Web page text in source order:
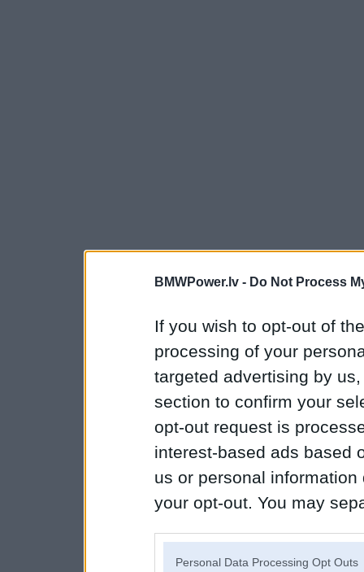
BMWPower.lv - Do Not Process
If you wish to opt-out of
processing of your
targeted advertising by
section to confirm your
opt-out request is
interest-based ads based
us or personal
your opt-out. You may
Personal Data Processing Opt Outs